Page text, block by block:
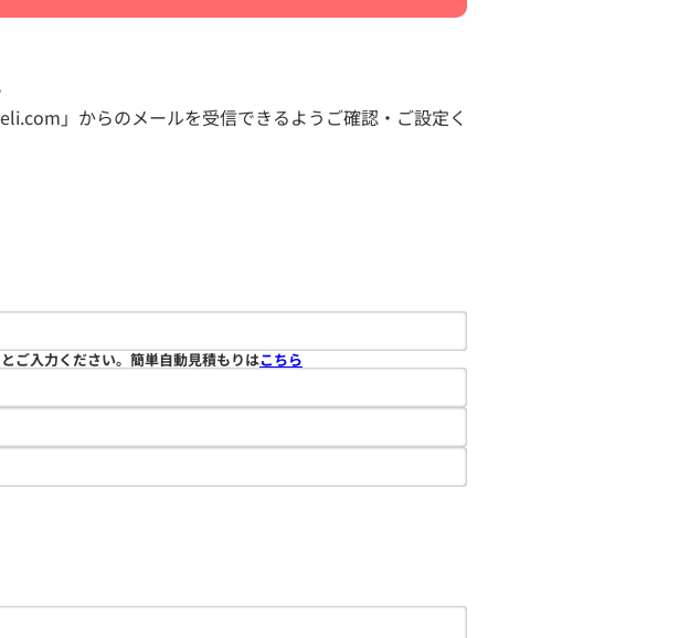
」からのメールを受信できるようご確認・ご設定く
ご入力ください。簡単自動見積もりはこちら